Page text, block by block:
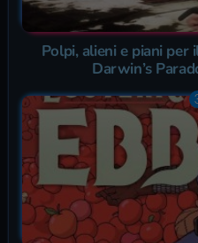
Polpi, alieni e piani
Darwin’s